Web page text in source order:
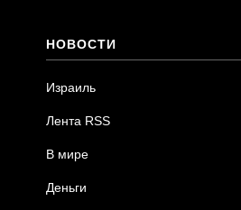
НОВОСТИ
Израиль
Лента RSS
В мире
Деньги